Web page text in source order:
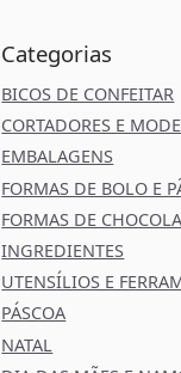
Categorias
BICOS DE CONFEITAR
CORTADORES E
EMBALAGENS
FORMAS DE BOLO E
FORMAS DE
INGREDIENTES
UTENSÍLIOS E
PÁSCOA
NATAL